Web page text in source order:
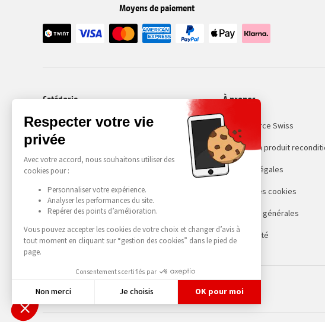
Moyens de paiement
Catégorie
Smartphones
À propos
Recommerce Swiss
Choisir son produit
Mentions légales
Gestion des cookies
Conditions générales
Accessibilité